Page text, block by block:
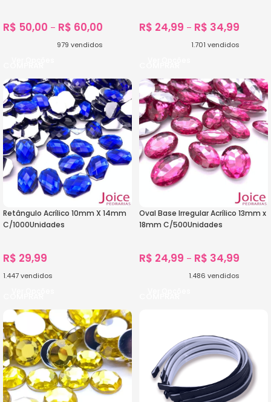
R$ 50,00 – R$ 60,00
979 vendidos
R$ 24,99 – R$ 34,99
1.701 vendidos
Retângulo Acrílico 10mm X 14mm
C/1000Unidades
R$ 29,99
1.447vendidos
Oval Base Irregular Acrílico 13mm x
18mm C/500Unidades
R$ 24,99 – R$ 34,99
1.486 vendidos